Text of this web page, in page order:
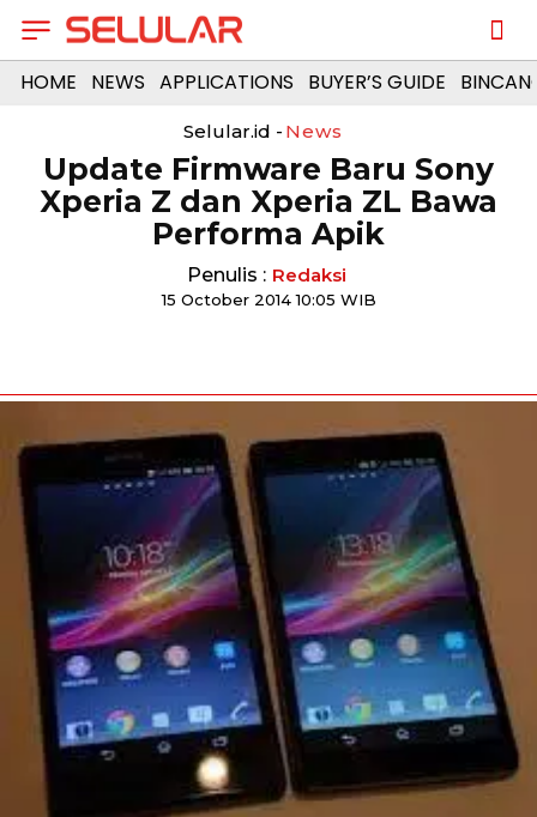
HOME NEWS APPLICATIONS BUYER’S GUIDE
Selular.id - News
Update Firmware Baru Sony
Xperia Z dan Xperia ZL Bawa
Performa Apik
Penulis : Redaksi
15 October 2014 10:05 WIB